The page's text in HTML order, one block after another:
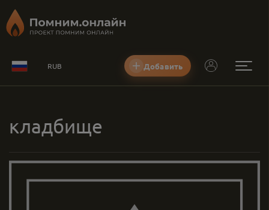
RUB Добавить
кладбище